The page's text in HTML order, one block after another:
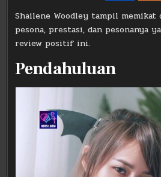
Shailene Woodley tampil memikat
pesona, prestasi, dan pesonanya
review positif ini.
Pendahuluan